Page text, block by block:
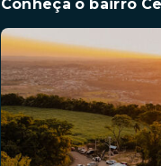
Conheça o bairro